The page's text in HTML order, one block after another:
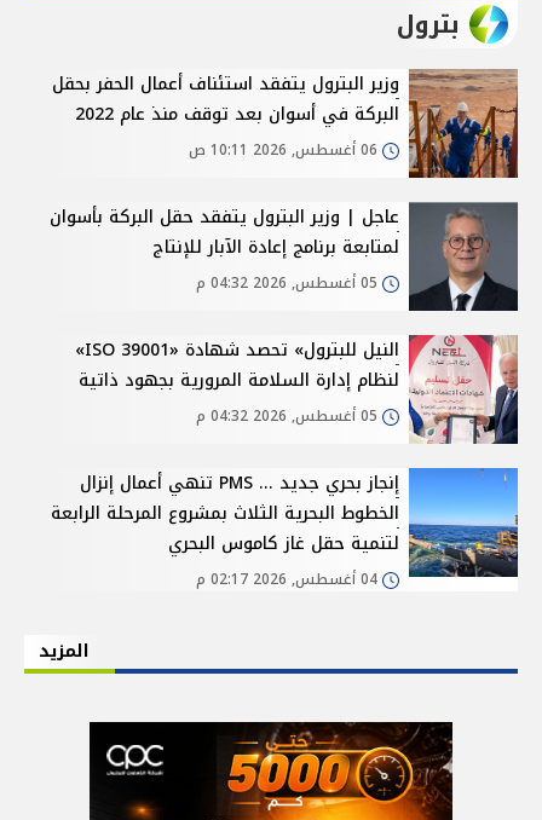
بترول
وزير البترول يتفقد استئناف أعمال الحفر بحقل
البركة في أسوان بعد توقف منذ عام 2022
عاجل | وزير البترول يتفقد حقل البركة بأسوان
لمتابعة برنامج إعادة الآبار للإنتاج
النيل للبترول» تحصد شهادة «ISO 39001»
لنظام إدارة السلامة المرورية بجهود ذاتية
إنجاز بحري جديد ... PMS تنهي أعمال إنزال
الخطوط البحرية الثلاث بمشروع المرحلة الرابعة
لتنمية حقل غاز كاموس البحري
المزيد